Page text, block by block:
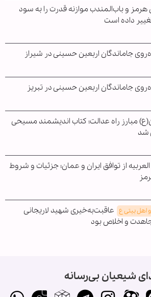
هرمز و باب‌المندب موازنه قدرت را به سود
داده است
جاماندگان اربعین حسینی در شیراز
جاماندگان اربعین حسینی در تبریز
مبارز راه عدالت؛ کتاب اندیشمند مسیحی
شد
از توافق ایران و عمان؛ جزئیات و شروط
و اهل بیتی ع عاقبت‌به‌خیری شهید لاریجانی
و اخلاص بود
شیعیان بی‌رسانه